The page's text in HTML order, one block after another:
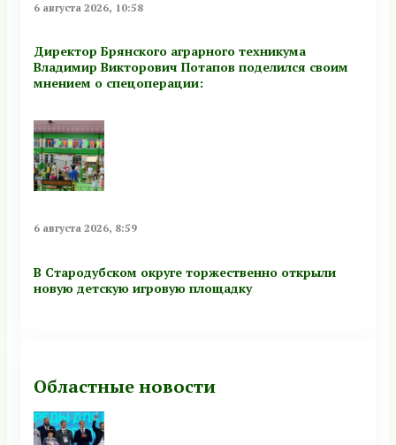
6 августа 2026, 10:58
Директор Брянского аграрного техникума
Владимир Викторович Потапов поделился своим
мнением о спецоперации:
6 августа 2026, 8:59
В Стародубском округе торжественно открыли
новую детскую игровую площадку
Областные новости